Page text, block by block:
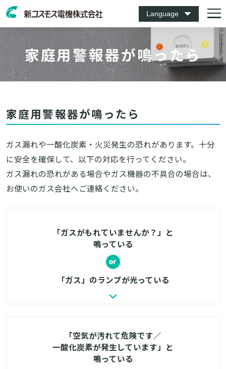
Language
家庭用警報器が鳴ったら
家庭用警報器が鳴ったら
ガス漏れや一酸化炭素・火災発生の恐れがあります。十分
に安全を確保して、以下の対応を行ってください。
ガス漏れの恐れがある場合やガス機器の不具合の場合は、
お使いのガス会社へご連絡ください。
「ガスがもれていませんか？」と
鳴っている
「ガス」のランプが光っている
「空気が汚れて危険です／
一酸化炭素が発生しています」と
鳴っている